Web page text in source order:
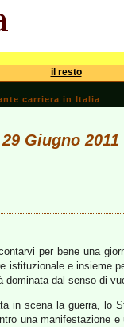
il resto
carriera in Italia
Giugno 2011
per bene una
istituzionale e insieme
dal senso di
in scena la guerra, lo
una manifestazione